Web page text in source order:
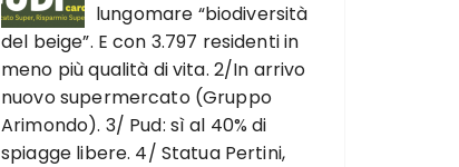
lungomare “biodiversità
del beige”. E con 3.797 residenti in
meno più qualità di vita. 2/In arrivo
nuovo supermercato (Gruppo
Arimondo). 3/ Pud: sì al 40% di
spiagge libere. 4/ Statua Pertini,